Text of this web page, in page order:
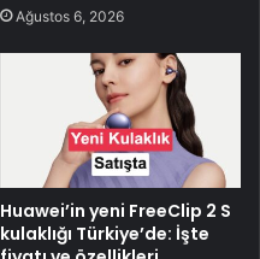
Ağustos 6, 2026
Huawei’in yeni FreeClip 2 S
kulaklığı Türkiye’de: İşte